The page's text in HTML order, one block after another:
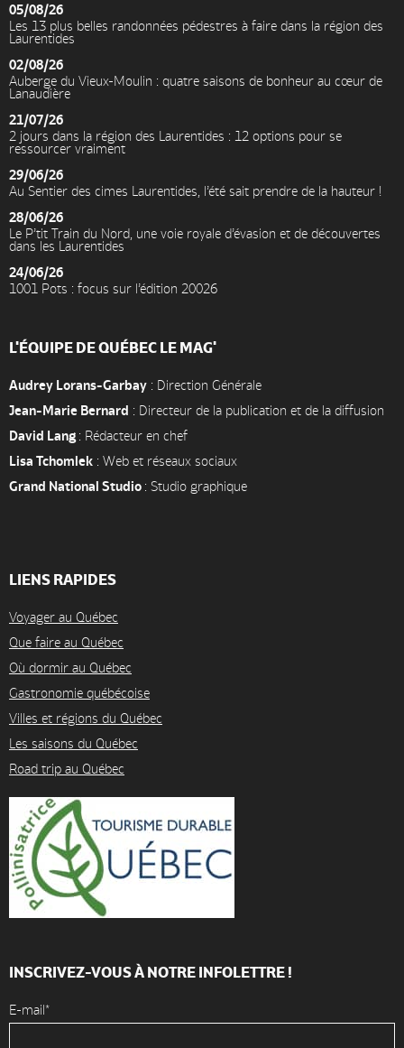
05/08/26
Les 13 plus belles randonnées pédestres à faire dans la région des
Laurentides
02/08/26
Auberge du Vieux-Moulin : quatre saisons de bonheur au cœur de
Lanaudière
21/07/26
2 jours dans la région des Laurentides : 12 options pour se
ressourcer vraiment
29/06/26
Au Sentier des cimes Laurentides, l’été sait prendre de la hauteur !
28/06/26
Le P’tit Train du Nord, une voie royale d’évasion et de découvertes
dans les Laurentides
24/06/26
1001 Pots : focus sur l’édition 20026
L'ÉQUIPE DE QUÉBEC LE MAG'
Audrey Lorans-Garbay : Direction Générale
Jean-Marie Bernard : Directeur de la publication et de la diffusion
David Lang : Rédacteur en chef
Lisa Tchomlek : Web et réseaux sociaux
Grand National Studio : Studio graphique
LIENS RAPIDES
Voyager au Québec
Que faire au Québec
Où dormir au Québec
Gastronomie québécoise
Villes et régions du Québec
Les saisons du Québec
Road trip au Québec
INSCRIVEZ-VOUS À NOTRE INFOLETTRE !
E-mail*